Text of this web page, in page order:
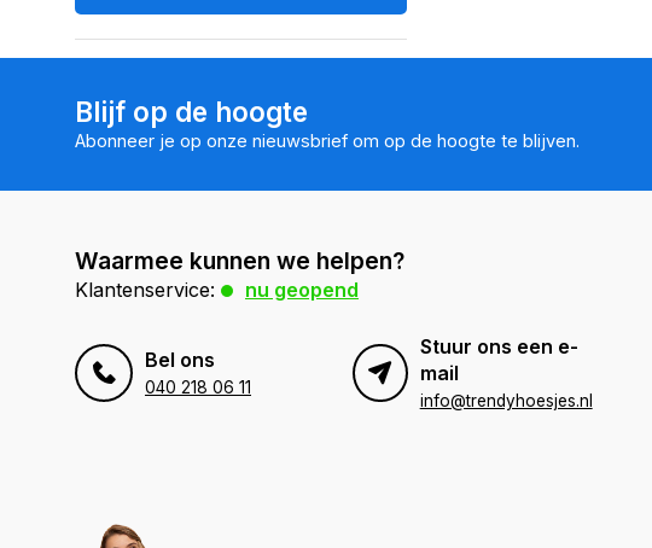
Blijf op de hoogte
Abonneer je op onze nieuwsbrief om op de hoogte te blijven.
Waarmee kunnen we helpen?
Klantenservice: nu geopend
Bel ons
040 218 06 11
Stuur ons een e-
mail
info@trendyhoesjes.nl